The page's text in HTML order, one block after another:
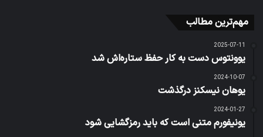
مهم‌ترین مطالب
2025-07-11
یوونتوس دست به کار حفظ ستاره‌اش شد
2024-10-07
یوهان نیسکنز درگذشت
2024-01-27
یونیفورم متنی است که باید رمزگشایی شود